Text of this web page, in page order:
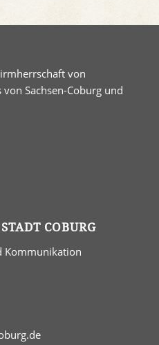
von
von Sachsen-Coburg und
COBURG
Kommunikation